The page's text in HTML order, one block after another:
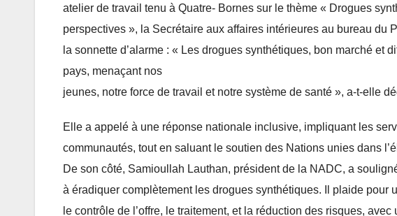
atelier de travail tenu à Quatre- Bornes sur le thème « Drogues
perspectives », la Secrétaire aux affaires intérieures au bureau du
la sonnette d’alarme : « Les drogues synthétiques, bon marché et
pays, menaçant nos
jeunes, notre force de travail et notre système de santé », a-t-elle
Elle a appelé à une réponse nationale inclusive, impliquant les
communautés, tout en saluant le soutien des Nations unies dans
De son côté, Samioullah Lauthan, président de la NADC, a
à éradiquer complètement les drogues synthétiques. Il plaide pour
le contrôle de l’offre, le traitement, et la réduction des risques,